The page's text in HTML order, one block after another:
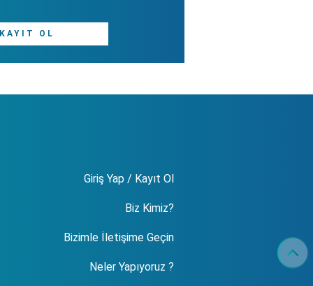
OL
Giriş Yap / Kayıt Ol
Biz Kimiz?
Bizimle İletişime Geçin
Neler Yapıyoruz ?